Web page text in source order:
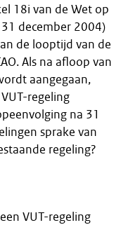
18i van de Wet op
december 2004)
de looptijd van de
Als na afloop van
aangegaan,
regeling
na 31
sprake van
regeling?
VUT-regeling